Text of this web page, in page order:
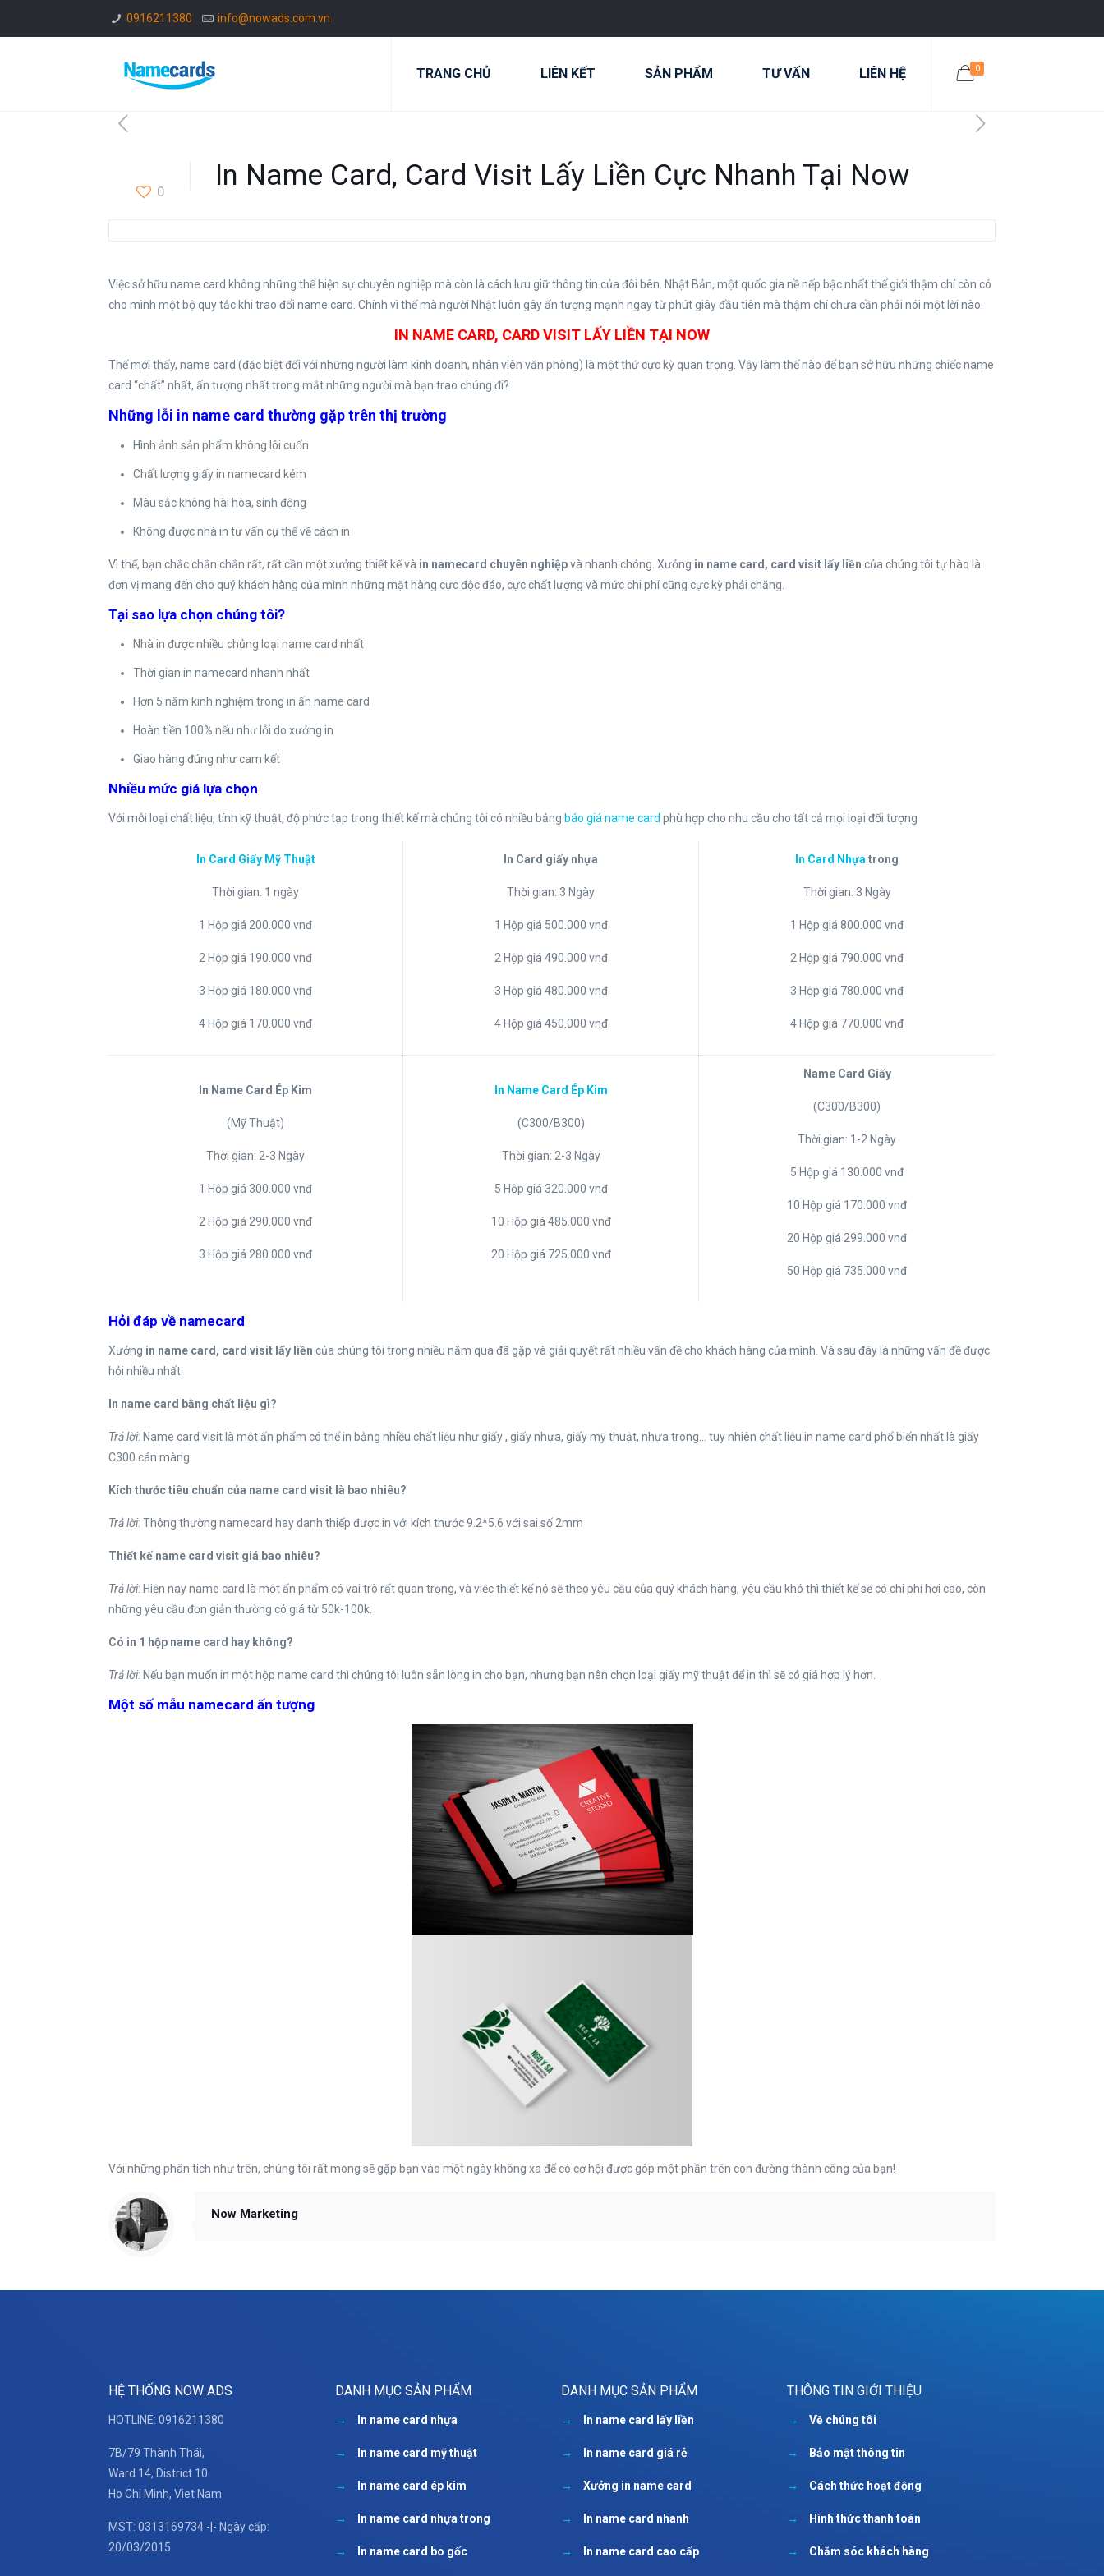
0916211380 info@nowads.com.vn
TRANG CHỦ LIÊN KẾT SẢN PHẨM TƯ VẤN LIÊN HỆ 0
0 In Name Card, Card Visit Lấy Liền Cực Nhanh Tại Now
Việc sở hữu name card không những thể hiện sự chuyên nghiệp mà còn là cách lưu giữ thông tin của đôi bên. Nhật Bản, một quốc gia nề nếp bậc nhất thế giới thậm chí còn có
cho mình một bộ quy tắc khi trao đổi name card. Chính vì thế mà người Nhật luôn gây ấn tượng mạnh ngay từ phút giây đầu tiên mà thậm chí chưa cần phải nói một lời nào.
IN NAME CARD, CARD VISIT LẤY LIỀN TẠI NOW
Thế mới thấy, name card (đặc biệt đối với những người làm kinh doanh, nhân viên văn phòng) là một thứ cực kỳ quan trọng. Vậy làm thế nào để bạn sở hữu những chiếc name
card “chất” nhất, ấn tượng nhất trong mắt những người mà bạn trao chúng đi?
Những lỗi in name card thường gặp trên thị trường
Hình ảnh sản phẩm không lôi cuốn
Chất lượng giấy in namecard kém
Màu sắc không hài hòa, sinh động
Không được nhà in tư vấn cụ thể về cách in
Vì thế, bạn chắc chắn chắn rất, rất cần một xưởng thiết kế và in namecard chuyên nghiệpvà nhanh chóng. Xưởng in name card, card visit lấy liền của chúng tôi tự hào là
đơn vị mang đến cho quý khách hàng của mình những mặt hàng cực độc đáo, cực chất lượng và mức chi phí cũng cực kỳ phải chăng.
Tại sao lựa chọn chúng tôi?
Nhà in được nhiều chủng loại name card nhất
Thời gian in namecard nhanh nhất
Hơn 5 năm kinh nghiệm trong in ấn name card
Hoàn tiền 100% nếu như lỗi do xưởng in
Giao hàng đúng như cam kết
Nhiều mức giá lựa chọn
Với mỗi loại chất liệu, tính kỹ thuật, độ phức tạp trong thiết kế mà chúng tôi có nhiều bảng báo giá name cardphù hợp cho nhu cầu cho tất cả mọi loại đối tượng
In Card Giấy Mỹ Thuật
Thời gian: 1 ngày
1 Hộp giá 200.000 vnđ
2 Hộp giá 190.000 vnđ
3 Hộp giá 180.000 vnđ
4 Hộp giá 170.000 vnđ
In Card giấy nhựa
Thời gian: 3 Ngày
1 Hộp giá 500.000 vnđ
2 Hộp giá 490.000 vnđ
3 Hộp giá 480.000 vnđ
4 Hộp giá 450.000 vnđ
In Card Nhựa trong
Thời gian: 3 Ngày
1 Hộp giá 800.000 vnđ
2 Hộp giá 790.000 vnđ
3 Hộp giá 780.000 vnđ
4 Hộp giá 770.000 vnđ
In Name Card Ép Kim
(Mỹ Thuật)
Thời gian: 2-3 Ngày
1 Hộp giá 300.000 vnđ
2 Hộp giá 290.000 vnđ
3 Hộp giá 280.000 vnđ
In Name Card Ép Kim
(C300/B300)
Thời gian: 2-3 Ngày
5 Hộp giá 320.000 vnđ
10 Hộp giá 485.000 vnđ
20 Hộp giá 725.000 vnđ
Name Card Giấy
(C300/B300)
Thời gian: 1-2 Ngày
5 Hộp giá 130.000 vnđ
10 Hộp giá 170.000 vnđ
20 Hộp giá 299.000 vnđ
50 Hộp giá 735.000 vnđ
Hỏi đáp về namecard
Xưởng in name card, card visit lấy liền của chúng tôi trong nhiều năm qua đã gặp và giải quyết rất nhiều vấn đề cho khách hàng của mình. Và sau đây là những vấn đề được
hỏi nhiều nhất
In name card bằng chất liệu gì?
Trả lời: Name card visit là một ấn phẩm có thể in bằng nhiều chất liệu như giấy , giấy nhựa, giấy mỹ thuật, nhựa trong… tuy nhiên chất liệu in name card phổ biến nhất là giấy
C300 cán màng
Kích thước tiêu chuẩn của name card visit là bao nhiêu?
Trả lời: Thông thường namecard hay danh thiếp được in với kích thước 9.2*5.6 với sai số 2mm
Thiết kế name card visit giá bao nhiêu?
Trả lời: Hiện nay name card là một ấn phẩm có vai trò rất quan trọng, và việc thiết kế nó sẽ theo yêu cầu của quý khách hàng, yêu cầu khó thì thiết kế sẽ có chi phí hơi cao, còn
những yêu cầu đơn giản thường có giá từ 50k-100k.
Có in 1 hộp name card hay không?
Trả lời: Nếu bạn muốn in một hộp name card thì chúng tôi luôn sẵn lòng in cho bạn, nhưng bạn nên chọn loại giấy mỹ thuật để in thì sẽ có giá hợp lý hơn.
Một số mẫu namecard ấn tượng
Với những phân tích như trên, chúng tôi rất mong sẽ gặp bạn vào một ngày không xa để có cơ hội được góp một phần trên con đường thành công của bạn!
Now Marketing
HỆ THỐNG NOW ADS
HOTLINE: 0916211380
7B/79 Thành Thái,
Ward 14, District 10
Ho Chi Minh, Viet Nam
MST: 0313169734 -|- Ngày cấp:
20/03/2015
DANH MỤC SẢN PHẨM
→ In name card nhựa
→ In name card mỹ thuật
→ In name card ép kim
→ In name card nhựa trong
→ In name card bo gốc
DANH MỤC SẢN PHẨM
→ In name card lấy liền
→ In name card giá rẻ
→ Xưởng in name card
→ In name card nhanh
→ In name card cao cấp
THÔNG TIN GIỚI THIỆU
→ Về chúng tôi
→ Bảo mật thông tin
→ Cách thức hoạt động
→ Hình thức thanh toán
→ Chăm sóc khách hàng